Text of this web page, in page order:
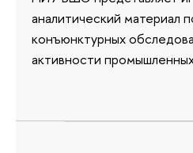
аналитический материал
конъюнктурных
активности